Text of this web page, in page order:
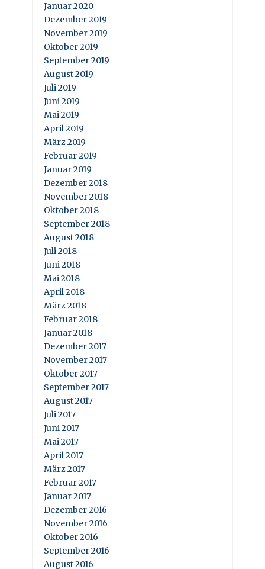
Januar 2020
Dezember 2019
November 2019
Oktober 2019
September 2019
August 2019
Juli 2019
Juni 2019
Mai 2019
April 2019
März 2019
Februar 2019
Januar 2019
Dezember 2018
November 2018
Oktober 2018
September 2018
August 2018
Juli 2018
Juni 2018
Mai 2018
April 2018
März 2018
Februar 2018
Januar 2018
Dezember 2017
November 2017
Oktober 2017
September 2017
August 2017
Juli 2017
Juni 2017
Mai 2017
April 2017
März 2017
Februar 2017
Januar 2017
Dezember 2016
November 2016
Oktober 2016
September 2016
August 2016